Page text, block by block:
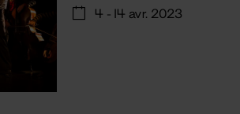
4 - 14 avr. 2023